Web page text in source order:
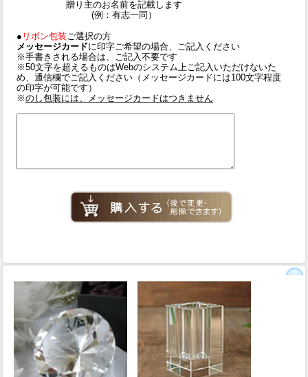
贈り主のお名前を記載します
(例：有志一同）
● リボン包装 ご選択の方
メッセージカードに印字ご希望の場合、ご記入ください
※手書きされる場合は、ご記入不要です
※50文字を超えるものはWebのシステム上ご記入いただけないた
め、通信欄でご記入ください（メッセージカードには100文字程度
の印字が可能です）
※のし包装には、メッセージカードはつきません